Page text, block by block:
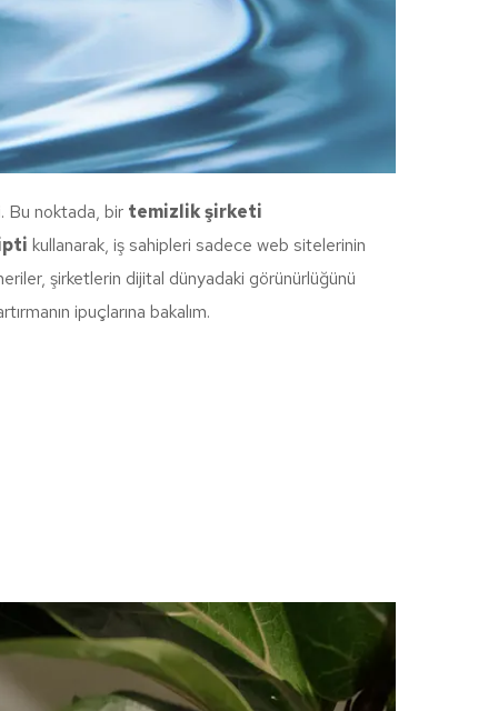
Bu noktada, bir temizlik şirketi
kullanarak, iş sahipleri sadece web sitelerinin
şirketlerin dijital dünyadaki görünürlüğünü
ipuçlarına bakalım.